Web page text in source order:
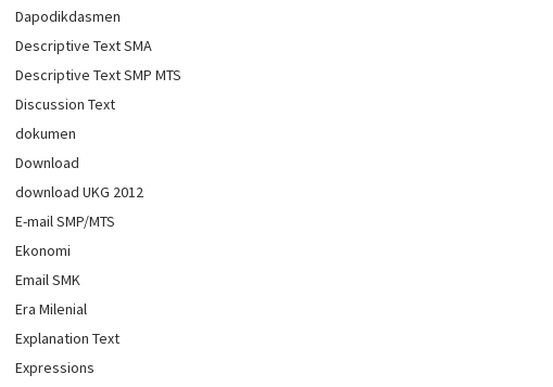
Dapodikdasmen
Descriptive Text SMA
Descriptive Text SMP MTS
Discussion Text
dokumen
Download
download UKG 2012
E-mail SMP/MTS
Ekonomi
Email SMK
Era Milenial
Explanation Text
Expressions